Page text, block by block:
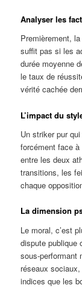
Analyser les
Premièrement,
suffit pas si les
durée moyenne
le taux de
vérité cachée
L’impact du
Un striker pur
forcément face
entre les deux
transitions, les
chaque
La dimension
Le moral, c’est
dispute publique
réseaux
indices que les